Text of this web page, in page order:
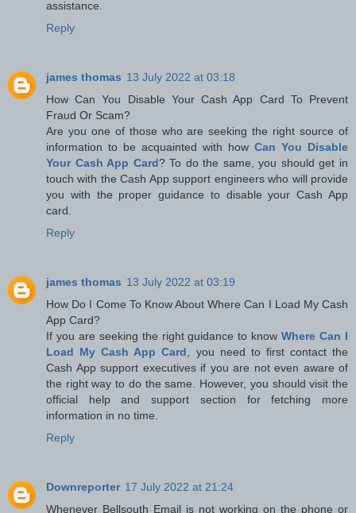
assistance.
Reply
james thomas 13 July 2022 at 03:18
How Can You Disable Your Cash App Card To Prevent
Fraud Or Scam?
Are you one of those who are seeking the right source of
information to be acquainted with how Can You Disable
Your Cash App Card? To do the same, you should get in
touch with the Cash App support engineers who will provide
you with the proper guidance to disable your Cash App
card.
Reply
james thomas 13 July 2022 at 03:19
How Do I Come To Know About Where Can I Load My Cash
App Card?
If you are seeking the right guidance to knowWhere Can I
Load My Cash App Card, you need to first contact the
Cash App support executives if you are not even aware of
the right way to do the same. However, you should visit the
official help and support section for fetching more
information in no time.
Reply
Downreporter 17 July 2022 at 21:24
Whenever Bellsouth Email is not working on the phone or